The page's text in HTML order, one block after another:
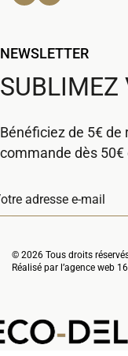
NEWSLETTER
SUBLIMEZ
Bénéficiez de 5€
commande dès 50€
© 2026 Tous droits
Réalisé par l’agence web